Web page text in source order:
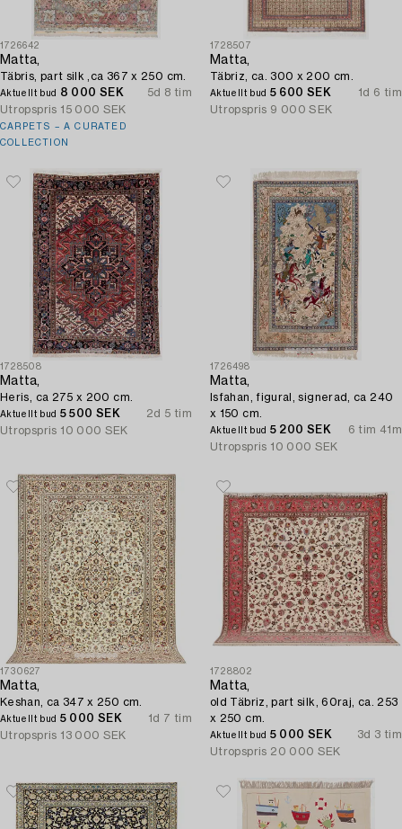
1726642
Matta,
Täbris, part silk ,ca 367 x 250 cm.
Aktuellt bud 8 000 SEK
5d 8 tim
Utropspris 15 000 SEK
CARPETS – A CURATED
COLLECTION
1728507
Matta,
Täbriz, ca. 300 x 200 cm.
Aktuellt bud 5 600 SEK
1d 6 tim
Utropspris 9 000 SEK
1728508
Matta,
Heris, ca 275 x 200 cm.
Aktuellt bud 5 500 SEK
2d 5 tim
Utropspris 10 000 SEK
1726498
Matta,
Isfahan, figural, signerad, ca 240
x 150 cm.
Aktuellt bud 5 200 SEK
6 tim 41m
Utropspris 10 000 SEK
1730627
Matta,
Keshan, ca 347 x 250 cm.
Aktuellt bud 5 000 SEK
1d 7 tim
Utropspris 13 000 SEK
1728802
Matta,
old Täbriz, part silk, 60raj, ca. 253
x 250 cm.
Aktuellt bud 5 000 SEK
3d 3 tim
Utropspris 20 000 SEK